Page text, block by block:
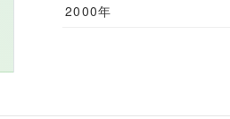
2000年